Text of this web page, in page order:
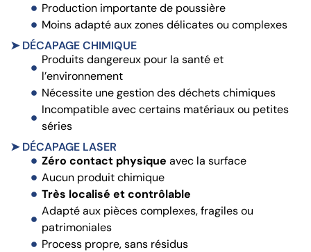
Production importante de poussière
Moins adapté aux zones délicates ou complexes
➤ DÉCAPAGE CHIMIQUE
Produits dangereux pour la santé et
l’environnement
Nécessite une gestion des déchets chimiques
Incompatible avec certains matériaux ou petites
séries
➤ DÉCAPAGE LASER
Zéro contact physique avec la surface
Aucun produit chimique
Très localisé et contrôlable
Adapté aux pièces complexes, fragiles ou
patrimoniales
Process propre, sans résidus